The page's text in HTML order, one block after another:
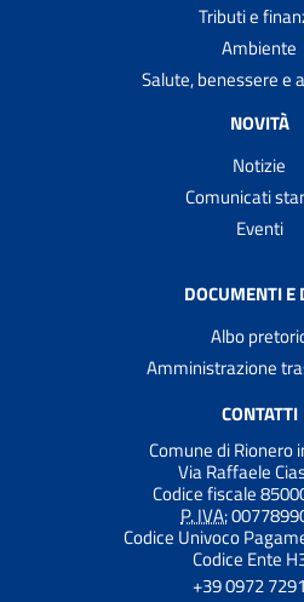
Tributi e
Ambiente
Salute, benessere e
NOVITÀ
Notizie
Comunicati
Eventi
DOCUMENTI E
Albo
Amministrazione
CONTATTI
Comune di Rionero
Via Raffaele
Codice fiscale
P. IVA:
Codice Univoco
Codice Ente
+39 0972